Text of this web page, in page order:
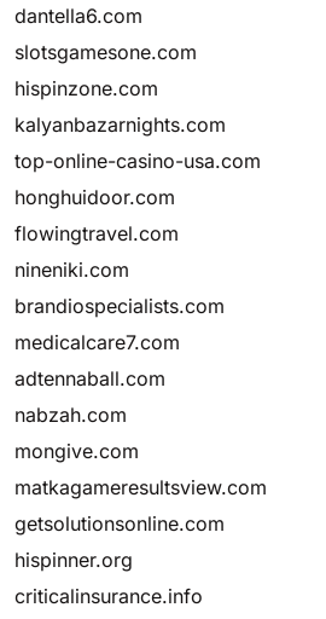
dantella6.com
slotsgamesone.com
hispinzone.com
kalyanbazarnights.com
top-online-casino-usa.com
honghuidoor.com
flowingtravel.com
nineniki.com
brandiospecialists.com
medicalcare7.com
adtennaball.com
nabzah.com
mongive.com
matkagameresultsview.com
getsolutionsonline.com
hispinner.org
criticalinsurance.info